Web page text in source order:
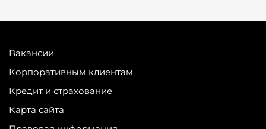
Вакансии
Корпоративным клиентам
Кредит и страхование
Карта сайта